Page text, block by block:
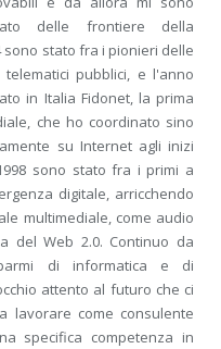
delle frontiere della
sono stato fra i pionieri delle
telematici pubblici, e l'anno
in Italia Fidonet, la prima
che ho coordinato sino
su Internet agli inizi
sono stato fra i primi a
digitale, arricchendo
multimediale, come audio
del Web 2.0. Continuo da
di informatica e di
attento al futuro che ci
lavorare come consulente
specifica competenza in